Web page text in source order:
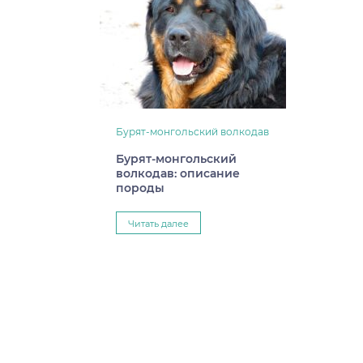
Бурят-монгольский волкодав
Бурят-монгольский
волкодав: описание
породы
Читать далее